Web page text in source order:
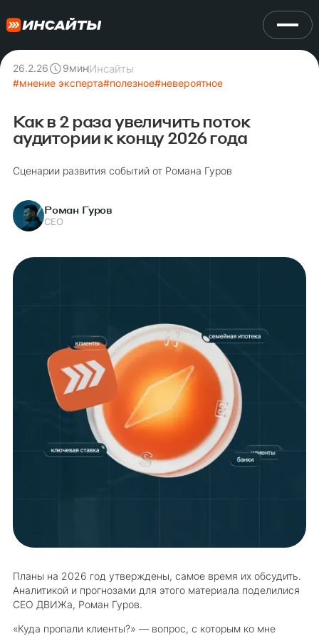
26.2.26 9минИнсайты
#мнение эксперта#полезное#невероятное
Как в 2 раза увеличить поток
аудитории к концу 2026 года
Сценарии развития событий от Романа Гуров
Роман Гуров
СЕО
Планы на 2026 год утверждены, самое время их обсудить.
Аналитикой и прогнозами для этого материала поделилися
CEO ДВИЖа, Роман Гуров.
«Куда пропали клиенты?» — вопрос, с которым ко мне